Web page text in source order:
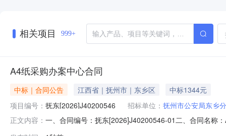
相关项目 999+
A4纸采购办案中心合同
中标｜合同公告 江西省｜抚州市｜东乡区
中标1344元
项目编号： 抚东[2026]J40200546 招标单位： 抚州市公安局东乡
正文内容： 一、合同编号：抚东[2026]J40200546-01二、合同名称